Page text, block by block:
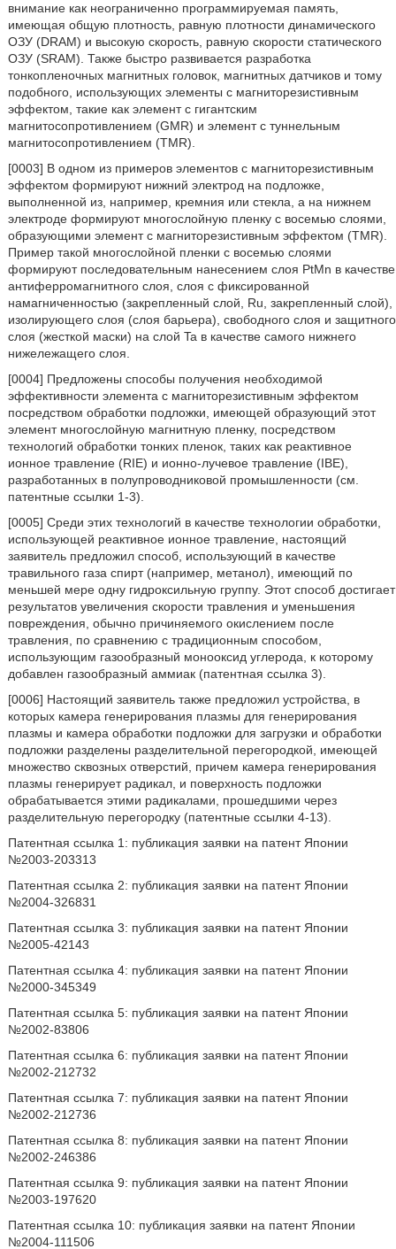
внимание как неограниченно программируемая память,
имеющая общую плотность, равную плотности динамического
ОЗУ (DRAM) и высокую скорость, равную скорости статического
ОЗУ (SRAM). Также быстро развивается разработка
тонкопленочных магнитных головок, магнитных датчиков и тому
подобного, использующих элементы с магниторезистивным
эффектом, такие как элемент с гигантским
магнитосопротивлением (GMR) и элемент с туннельным
магнитосопротивлением (TMR).
[0003] В одном из примеров элементов с магниторезистивным
эффектом формируют нижний электрод на подложке,
выполненной из, например, кремния или стекла, а на нижнем
электроде формируют многослойную пленку с восемью слоями,
образующими элемент с магниторезистивным эффектом (TMR).
Пример такой многослойной пленки с восемью слоями
формируют последовательным нанесением слоя PtMn в качестве
антиферромагнитного слоя, слоя с фиксированной
намагниченностью (закрепленный слой, Ru, закрепленный слой),
изолирующего слоя (слоя барьера), свободного слоя и защитного
слоя (жесткой маски) на слой Ta в качестве самого нижнего
нижележащего слоя.
[0004] Предложены способы получения необходимой
эффективности элемента с магниторезистивным эффектом
посредством обработки подложки, имеющей образующий этот
элемент многослойную магнитную пленку, посредством
технологий обработки тонких пленок, таких как реактивное
ионное травление (RIE) и ионно-лучевое травление (IBE),
разработанных в полупроводниковой промышленности (см.
патентные ссылки 1-3).
[0005] Среди этих технологий в качестве технологии обработки,
использующей реактивное ионное травление, настоящий
заявитель предложил способ, использующий в качестве
травильного газа спирт (например, метанол), имеющий по
меньшей мере одну гидроксильную группу. Этот способ достигает
результатов увеличения скорости травления и уменьшения
повреждения, обычно причиняемого окислением после
травления, по сравнению с традиционным способом,
использующим газообразный монооксид углерода, к которому
добавлен газообразный аммиак (патентная ссылка 3).
[0006] Настоящий заявитель также предложил устройства, в
которых камера генерирования плазмы для генерирования
плазмы и камера обработки подложки для загрузки и обработки
подложки разделены разделительной перегородкой, имеющей
множество сквозных отверстий, причем камера генерирования
плазмы генерирует радикал, и поверхность подложки
обрабатывается этими радикалами, прошедшими через
разделительную перегородку (патентные ссылки 4-13).
Патентная ссылка 1: публикация заявки на патент Японии
№2003-203313
Патентная ссылка 2: публикация заявки на патент Японии
№2004-326831
Патентная ссылка 3: публикация заявки на патент Японии
№2005-42143
Патентная ссылка 4: публикация заявки на патент Японии
№2000-345349
Патентная ссылка 5: публикация заявки на патент Японии
№2002-83806
Патентная ссылка 6: публикация заявки на патент Японии
№2002-212732
Патентная ссылка 7: публикация заявки на патент Японии
№2002-212736
Патентная ссылка 8: публикация заявки на патент Японии
№2002-246386
Патентная ссылка 9: публикация заявки на патент Японии
№2003-197620
Патентная ссылка 10: публикация заявки на патент Японии
№2004-111506